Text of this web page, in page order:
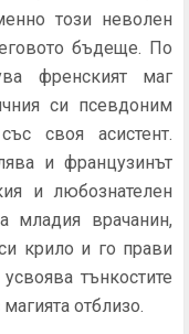
този неволен
бъдеще. По
френският маг
си псевдоним
своя асистент.
и французинът
и любознателен
младия врачанин,
крило и го прави
тънкостите
отблизо.